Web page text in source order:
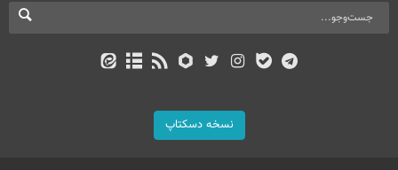
نسخه دسکتاپ